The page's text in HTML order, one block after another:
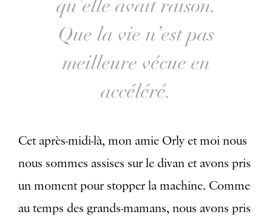
qu’elle avait raison.
Que la vie n’est pas
meilleure vécue en
accéléré.
Cet après-midi-là, mon amie Orly et moi nous
nous sommes assises sur le divan et avons pris
un moment pour stopper la machine. Comme
au temps des grands-mamans, nous avons pris